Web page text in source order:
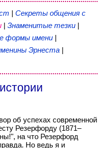
| Секреты общения с
| Знаменитые тезки |
формы имени |
Эрнеста |
об успехах современной
Резерфорду (1871–
на что Резерфорд
Но ведь я и